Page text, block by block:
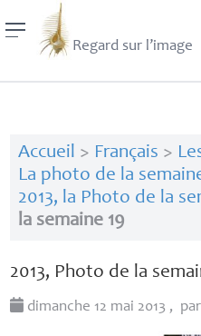
Regard sur l’image
Accueil > Français >
La photo de la
2013, la Photo de la
la semaine 19
2013, Photo de la
dimanche 12 mai 2013 , par